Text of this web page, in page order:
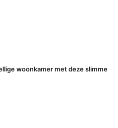
woonkamer met deze slimme